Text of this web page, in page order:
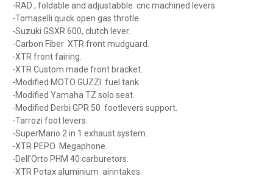
-RAD , foldable and adjustabble cnc machined levers.
-Tomaselli quick open gas throtle.
-Suzuki GSXR 600, clutch lever.
-Carbon Fiber XTR front mudguard.
-XTR front fairing.
-XTR Custom made front bracket.
-Modified MOTO GUZZI fuel tank.
-Modified Yamaha TZ solo seat.
-Modified Derbi GPR 50 footlevers support.
-Tarrozi foot levers.
-SuperMario 2 in 1 exhaust system.
-XTR PEPO Megaphone.
-Dell’Orto PHM 40 carburetors.
-XTR Potax aluminium airintakes.